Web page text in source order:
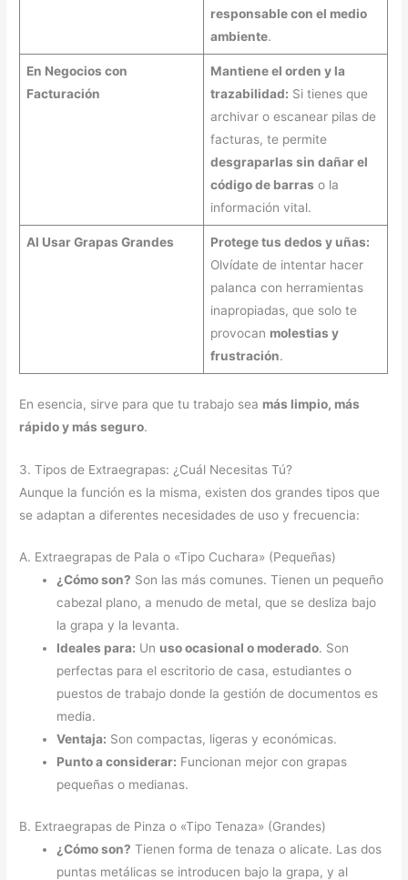
responsable con el medio
ambiente.
En Negocios con
Facturación
Mantiene el orden y la
trazabilidad: Si tienes que
archivar o escanear pilas de
facturas, te permite
desgraparlas sin dañar el
código de barras o la
información vital.
Al Usar Grapas Grandes
Protege tus dedos y uñas:
Olvídate de intentar hacer
palanca con herramientas
inapropiadas, que solo te
provocan molestias y
frustración.
En esencia, sirve para que tu trabajo sea más limpio, más
rápido y más seguro.
3. Tipos de Extraegrapas: ¿Cuál Necesitas Tú?
Aunque la función es la misma, existen dos grandes tipos que
se adaptan a diferentes necesidades de uso y frecuencia:
A. Extraegrapas de Pala o «Tipo Cuchara» (Pequeñas)
¿Cómo son? Son las más comunes. Tienen un pequeño
cabezal plano, a menudo de metal, que se desliza bajo
la grapa y la levanta.
Ideales para: Un uso ocasional o moderado. Son
perfectas para el escritorio de casa, estudiantes o
puestos de trabajo donde la gestión de documentos es
media.
Ventaja: Son compactas, ligeras y económicas.
Punto a considerar: Funcionan mejor con grapas
pequeñas o medianas.
B. Extraegrapas de Pinza o «Tipo Tenaza» (Grandes)
¿Cómo son? Tienen forma de tenaza o alicate. Las dos
puntas metálicas se introducen bajo la grapa, y al